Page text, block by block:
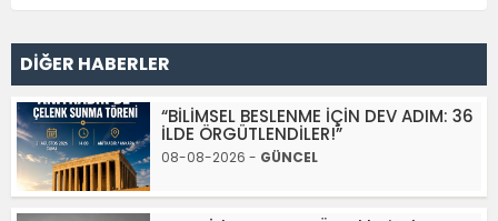
DİĞER HABERLER
“BİLİMSEL BESLENME İÇİN DEV ADIM: 36
İLDE ÖRGÜTLENDİLER!”
08-08-2026 - GÜNCEL